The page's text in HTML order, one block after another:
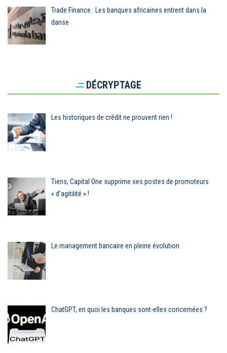
Trade Finance : Les banques africaines entrent dans la
danse
DÉCRYPTAGE
Les historiques de crédit ne prouvent rien !
Tiens, Capital One supprime ses postes de promoteurs
« d’agitilité » !
Le management bancaire en pleine évolution
ChatGPT, en quoi les banques sont-elles concernées ?